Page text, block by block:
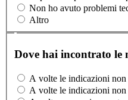
Non ho avuto problemi
Altro
Dove hai incontrato le
A volte le indicazioni non
A volte le indicazioni non